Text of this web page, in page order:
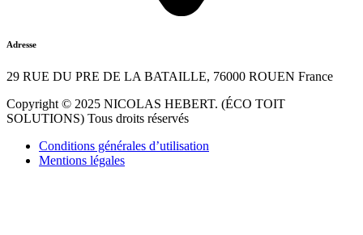
Adresse
29 RUE DU PRE DE LA BATAILLE, 76000 ROUEN France
Copyright © 2025 NICOLAS HEBERT. (ÉCO TOIT
SOLUTIONS) Tous droits réservés
Conditions générales d’utilisation
Mentions légales